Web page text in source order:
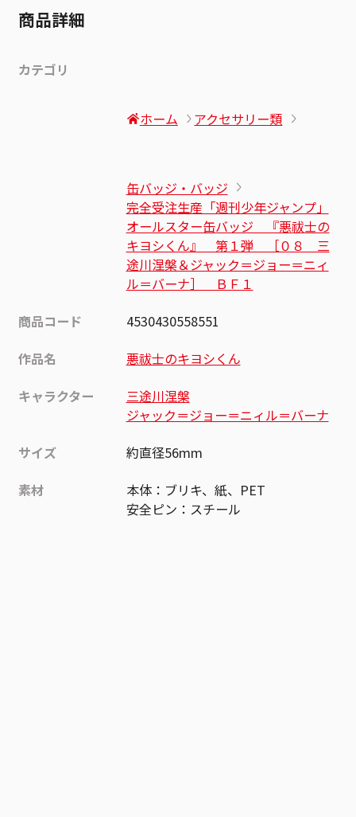
商品詳細
カテゴリ
ホーム アクセサリー類
缶バッジ・バッジ
完全受注生産「週刊少年ジャンプ」
オールスター缶バッジ 『悪祓士の
キヨシくん』 第１弾 ［０８ 三
途川涅槃＆ジャック＝ジョー＝ニィ
ル＝バーナ］ ＢＦ１
商品コード
4530430558551
作品名
悪祓士のキヨシくん
キャラクター
三途川涅槃
ジャック＝ジョー＝ニィル＝バーナ
サイズ
約直径56mm
素材
本体：ブリキ、紙、PET
安全ピン：スチール